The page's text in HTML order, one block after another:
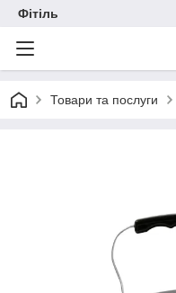
Фітіль
Товари та послуги